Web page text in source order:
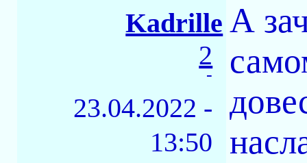
Kadrille
2
-
23.04.2022 -
13:50
А